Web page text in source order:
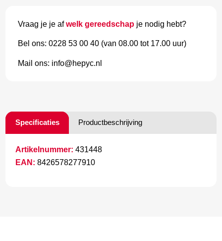
Vraag je je afwelk gereedschap je nodig hebt?
Bel ons: 0228 53 00 40 (van 08.00 tot 17.00 uur)
Mail ons: info@hepyc.nl
Specificaties Productbeschrijving
Artikelnummer: 431448
EAN: 8426578277910